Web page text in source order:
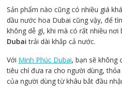
Sản phẩm nào cũng có nhiều giá
dầu nước hoa Dubai cũng vậy, để
không dễ gì, khi mà có rất nhiều nơi
Dubai trải dài khắp cả nước.
Với Minh Phúc Dubai, bạn sẽ không
tiêu chí đưa ra cho người dùng,
của người dùng từ khâu bắt đầu